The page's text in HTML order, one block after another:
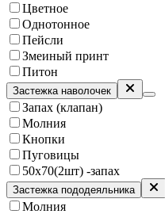
Цветное
Однотонное
Пейсли
Змеиный принт
Питон
Застежка наволочек
Запах (клапан)
Молния
Кнопки
Пуговицы
50х70(2шт) -запах
Застежка пододеяльника
Молния